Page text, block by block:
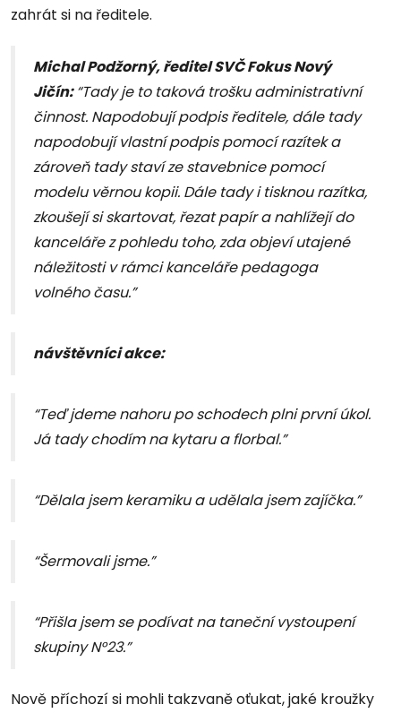
zahrát si na ředitele.
Michal Podžorný, ředitel SVČ Fokus Nový
Jičín:“Tady je to taková trošku administrativní
činnost. Napodobují podpis ředitele, dále tady
napodobují vlastní podpis pomocí razítek a
zároveň tady staví ze stavebnice pomocí
modelu věrnou kopii. Dále tady i tisknou razítka,
zkoušejí si skartovat, řezat papír a nahlížejí do
kanceláře z pohledu toho, zda objeví utajené
náležitosti v rámci kanceláře pedagoga
volného času.”
návštěvníci akce:
“Teď jdeme nahoru po schodech plni první úkol.
Já tady chodím na kytaru a florbal.”
“Dělala jsem keramiku a udělala jsem zajíčka.”
“Šermovali jsme.”
“Přišla jsem se podívat na taneční vystoupení
skupiny N°23.”
Nově příchozí si mohli takzvaně oťukat, jaké kroužky